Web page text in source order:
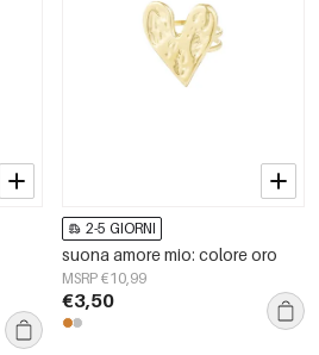
2-5 GIORNI
suona amore mio: colore oro
MSRP €10,99
€3,50